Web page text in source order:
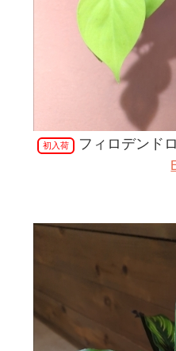
初入荷 フィロデンド